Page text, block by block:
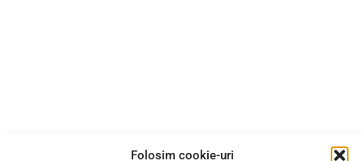
Folosim cookie-uri